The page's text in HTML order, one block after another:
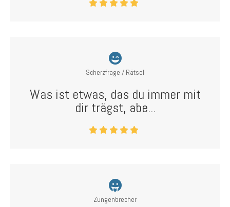
Scherzfrage / Rätsel
Was ist etwas, das du immer mit
dir trägst, abe...
Zungenbrecher